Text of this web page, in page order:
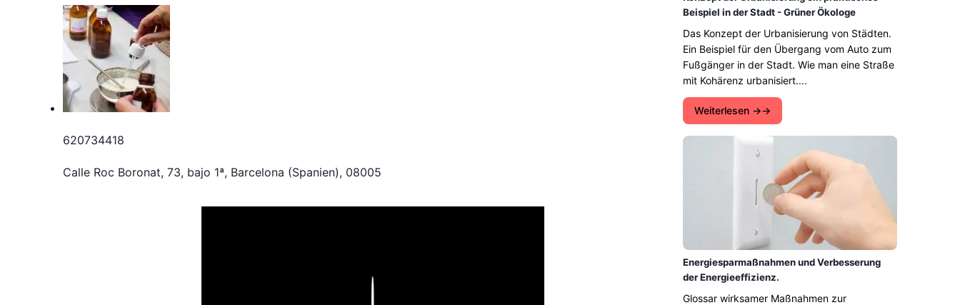
620734418
Calle Roc Boronat, 73, bajo 1ª, Barcelona (Spanien), 08005
Beispiel in der Stadt - Grüner Ökologe
Das Konzept der Urbanisierung von Städten.
Ein Beispiel für den Übergang vom Auto zum
Fußgänger in der Stadt. Wie man eine Straße
mit Kohärenz urbanisiert....
Weiterlesen →
Energiesparmaßnahmen und Verbesserung
der Energieeffizienz.
Glossar wirksamer Maßnahmen zur